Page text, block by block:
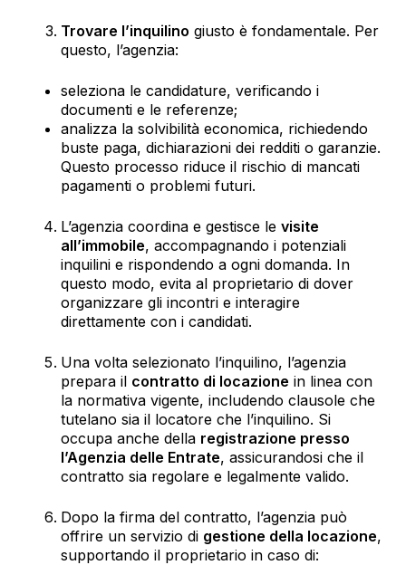
Trovare l’inquilino giusto è fondamentale. Per
questo, l’agenzia:
seleziona le candidature, verificando i
documenti e le referenze;
analizza la solvibilità economica, richiedendo
buste paga, dichiarazioni dei redditi o garanzie.
Questo processo riduce il rischio di mancati
pagamenti o problemi futuri.
L’agenzia coordina e gestisce le visite
all’immobile, accompagnando i potenziali
inquilini e rispondendo a ogni domanda. In
questo modo, evita al proprietario di dover
organizzare gli incontri e interagire
direttamente con i candidati.
Una volta selezionato l’inquilino, l’agenzia
prepara il contratto di locazione in linea con
la normativa vigente, includendo clausole che
tutelano sia il locatore che l’inquilino. Si
occupa anche della registrazione presso
l’Agenzia delle Entrate, assicurandosi che il
contratto sia regolare e legalmente valido.
Dopo la firma del contratto, l’agenzia può
offrire un servizio di gestione della locazione,
supportando il proprietario in caso di: